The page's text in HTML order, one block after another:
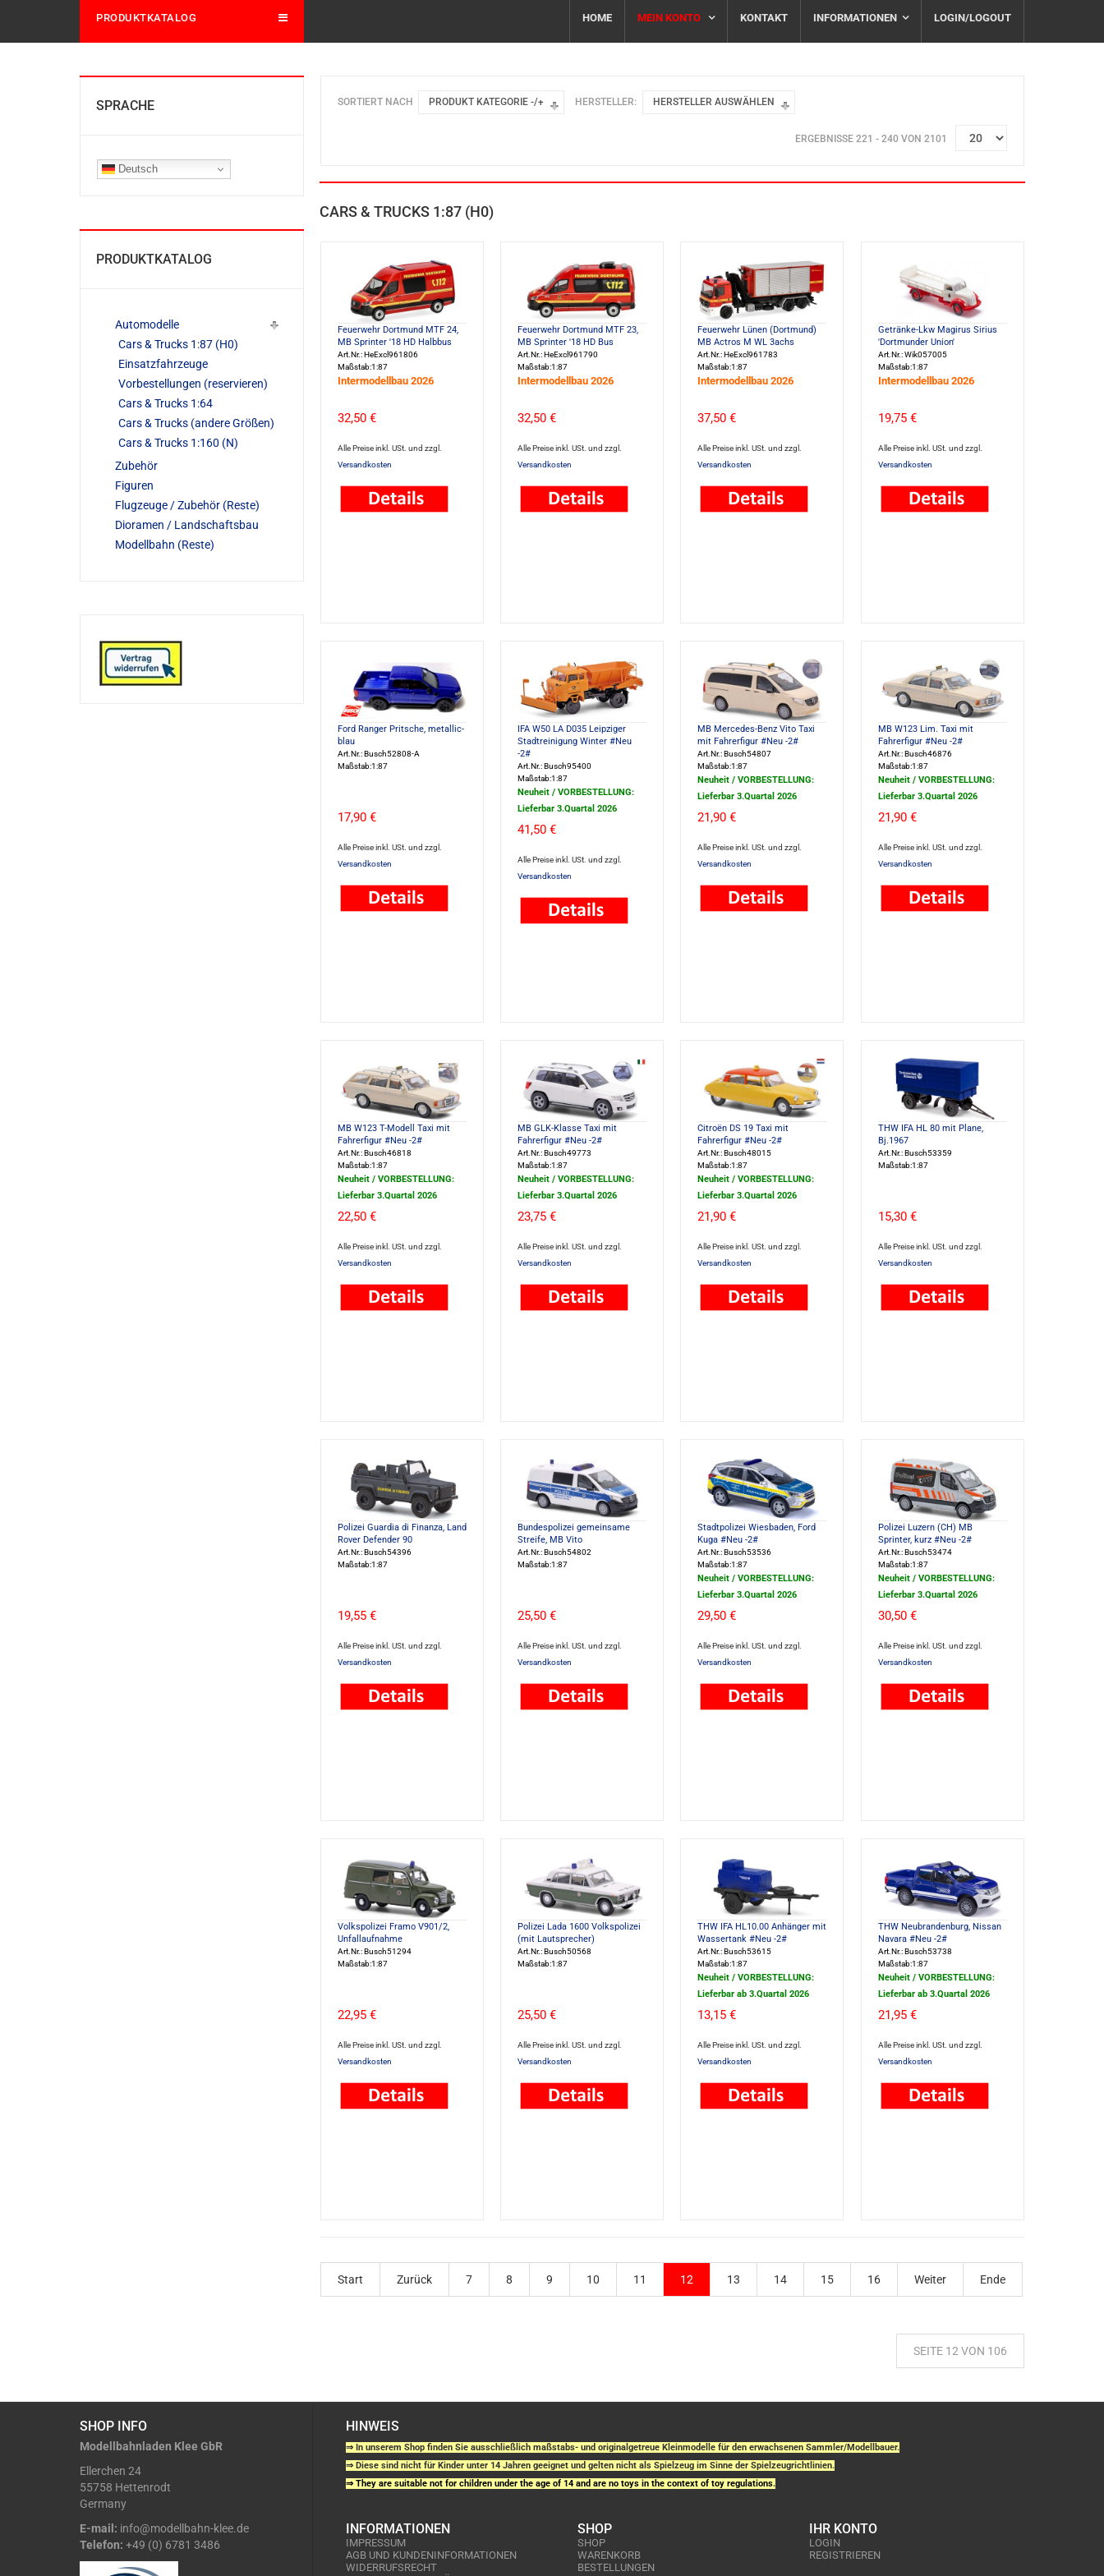
PRODUKTKATALOG HOME MEIN KONTO KONTAKT INFORMATIONEN LOGIN/LOGOUT
SORTIERT NACH PRODUKT KATEGORIE -/+ HERSTELLER: HERSTELLER AUSWÄHLEN
ERGEBNISSE 221 - 240 VON 2101
CARS & TRUCKS 1:87 (H0)
Feuerwehr Dortmund MTF 24,
MB Sprinter '18 HD Halbbus
Art.Nr.: HeExcl961806
Maßstab:1:87
Intermodellbau 2026
32,50 €
Alle Preise inkl. USt. und zzgl.
Versandkosten
Feuerwehr Dortmund MTF 23,
MB Sprinter '18 HD Bus
Art.Nr.: HeExcl961790
Maßstab:1:87
Intermodellbau 2026
32,50 €
Alle Preise inkl. USt. und zzgl.
Versandkosten
Feuerwehr Lünen (Dortmund)
MB Actros M WL 3achs
Art.Nr.: HeExcl961783
Maßstab:1:87
Intermodellbau 2026
37,50 €
Alle Preise inkl. USt. und zzgl.
Versandkosten
Getränke-Lkw Magirus Sirius
'Dortmunder Union'
Art.Nr.: Wik057005
Maßstab:1:87
Intermodellbau 2026
19,75 €
Alle Preise inkl. USt. und zzgl.
Versandkosten
Ford Ranger Pritsche, metallic-
blau
Art.Nr.: Busch52808-A
Maßstab:1:87
17,90 €
Alle Preise inkl. USt. und zzgl.
Versandkosten
IFA W50 LA D035 Leipziger
Stadtreinigung Winter #Neu
-2#
Art.Nr.: Busch95400
Maßstab:1:87
Neuheit / VORBESTELLUNG:
Lieferbar 3.Quartal 2026
41,50 €
Alle Preise inkl. USt. und zzgl.
Versandkosten
MB Mercedes-Benz Vito Taxi
mit Fahrerfigur #Neu -2#
Art.Nr.: Busch54807
Maßstab:1:87
Neuheit / VORBESTELLUNG:
Lieferbar 3.Quartal 2026
21,90 €
Alle Preise inkl. USt. und zzgl.
Versandkosten
MB W123 Lim. Taxi mit
Fahrerfigur #Neu -2#
Art.Nr.: Busch46876
Maßstab:1:87
Neuheit / VORBESTELLUNG:
Lieferbar 3.Quartal 2026
21,90 €
Alle Preise inkl. USt. und zzgl.
Versandkosten
MB W123 T-Modell Taxi mit
Fahrerfigur #Neu -2#
Art.Nr.: Busch46818
Maßstab:1:87
Neuheit / VORBESTELLUNG:
Lieferbar 3.Quartal 2026
22,50 €
Alle Preise inkl. USt. und zzgl.
Versandkosten
MB GLK-Klasse Taxi mit
Fahrerfigur #Neu -2#
Art.Nr.: Busch49773
Maßstab:1:87
Neuheit / VORBESTELLUNG:
Lieferbar 3.Quartal 2026
23,75 €
Alle Preise inkl. USt. und zzgl.
Versandkosten
Citroën DS 19 Taxi mit
Fahrerfigur #Neu -2#
Art.Nr.: Busch48015
Maßstab:1:87
Neuheit / VORBESTELLUNG:
Lieferbar 3.Quartal 2026
21,90 €
Alle Preise inkl. USt. und zzgl.
Versandkosten
THW IFA HL 80 mit Plane,
Bj.1967
Art.Nr.: Busch53359
Maßstab:1:87
15,30 €
Alle Preise inkl. USt. und zzgl.
Versandkosten
Polizei Guardia di Finanza, Land
Rover Defender 90
Art.Nr.: Busch54396
Maßstab:1:87
19,55 €
Alle Preise inkl. USt. und zzgl.
Versandkosten
Bundespolizei gemeinsame
Streife, MB Vito
Art.Nr.: Busch54802
Maßstab:1:87
25,50 €
Alle Preise inkl. USt. und zzgl.
Versandkosten
Stadtpolizei Wiesbaden, Ford
Kuga #Neu -2#
Art.Nr.: Busch53536
Maßstab:1:87
Neuheit / VORBESTELLUNG:
Lieferbar 3.Quartal 2026
29,50 €
Alle Preise inkl. USt. und zzgl.
Versandkosten
Polizei Luzern (CH) MB
Sprinter, kurz #Neu -2#
Art.Nr.: Busch53474
Maßstab:1:87
Neuheit / VORBESTELLUNG:
Lieferbar 3.Quartal 2026
30,50 €
Alle Preise inkl. USt. und zzgl.
Versandkosten
Volkspolizei Framo V901/2,
Unfallaufnahme
Art.Nr.: Busch51294
Maßstab:1:87
22,95 €
Alle Preise inkl. USt. und zzgl.
Versandkosten
Polizei Lada 1600 Volkspolizei
(mit Lautsprecher)
Art.Nr.: Busch50568
Maßstab:1:87
25,50 €
Alle Preise inkl. USt. und zzgl.
Versandkosten
THW IFA HL10.00 Anhänger mit
Wassertank #Neu -2#
Art.Nr.: Busch53615
Maßstab:1:87
Neuheit / VORBESTELLUNG:
Lieferbar ab 3.Quartal 2026
13,15 €
Alle Preise inkl. USt. und zzgl.
Versandkosten
THW Neubrandenburg, Nissan
Navara #Neu -2#
Art.Nr.: Busch53738
Maßstab:1:87
Neuheit / VORBESTELLUNG:
Lieferbar ab 3.Quartal 2026
21,95 €
Alle Preise inkl. USt. und zzgl.
Versandkosten
Start Zurück 7 8 9 10 11 12 13 14 15 16 Weiter Ende
SEITE 12 VON 106
SPRACHE
Deutsch
PRODUKTKATALOG
Automodelle
Cars & Trucks 1:87 (H0)
Einsatzfahrzeuge
Vorbestellungen (reservieren)
Cars & Trucks 1:64
Cars & Trucks (andere Größen)
Cars & Trucks 1:160 (N)
Zubehör
Figuren
Flugzeuge / Zubehör (Reste)
Dioramen / Landschaftsbau
Modellbahn (Reste)
SHOP INFO
Modellbahnladen Klee GbR
Ellerchen 24
55758 Hettenrodt
Germany
E-mail: info@modellbahn-klee.de
Telefon: +49 (0) 6781 3486
HINWEIS
⇒ In unserem Shop finden Sie ausschließlich maßstabs- und originalgetreue Kleinmodelle für den erwachsenen Sammler/Modellbauer.
⇒ Diese sind nicht für Kinder unter 14 Jahren geeignet und gelten nicht als Spielzeug im Sinne der Spielzeugrichtlinien.
⇒ They are suitable not for children under the age of 14 and are no toys in the context of toy regulations.
INFORMATIONEN
IMPRESSUM
AGB UND KUNDENINFORMATIONEN
WIDERRUFSRECHT
SHOP
SHOP
WARENKORB
BESTELLUNGEN
IHR KONTO
LOGIN
REGISTRIEREN